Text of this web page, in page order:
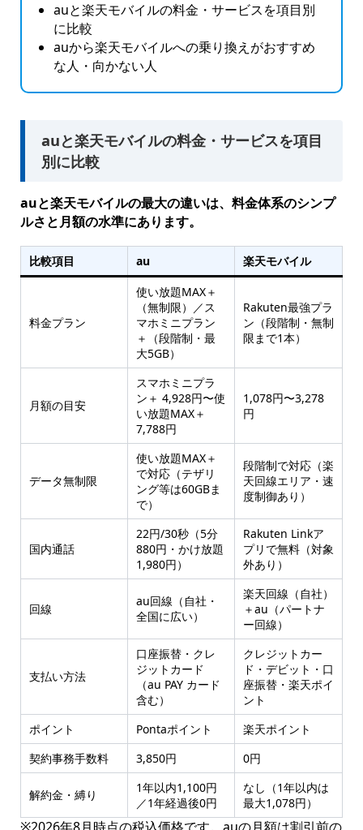
auと楽天モバイルの料金・サービスを項目別
に比較
auから楽天モバイルへの乗り換えがおすすめ
な人・向かない人
auと楽天モバイルの料金・サービスを項目
別に比較
auと楽天モバイルの最大の違いは、料金体系のシンプ
ルさと月額の水準にあります。
比較項目 au 楽天モバイル
料金プラン
使い放題MAX＋
（無制限）／ス
マホミニプラン
＋（段階制・最
大5GB）
Rakuten最強プラ
ン（段階制・無制
限まで1本）
月額の目安
スマホミニプラ
ン＋ 4,928円〜使
い放題MAX＋
7,788円
1,078円〜3,278
円
データ無制限
使い放題MAX＋
で対応（テザリ
ング等は60GBま
で）
段階制で対応（楽
天回線エリア・速
度制御あり）
国内通話
22円/30秒（5分
880円・かけ放題
1,980円）
Rakuten Linkア
プリで無料（対象
外あり）
回線
au回線（自社・
全国に広い）
楽天回線（自社）
＋au（パートナ
ー回線）
支払い方法
口座振替・クレ
ジットカード
（au PAY カード
含む）
クレジットカー
ド・デビット・口
座振替・楽天ポイ
ント
ポイント
Pontaポイント
楽天ポイント
契約事務手数料
3,850円 0円
解約金・縛り
1年以内1,100円
／1年経過後0円
なし（1年以内は
最大1,078円）